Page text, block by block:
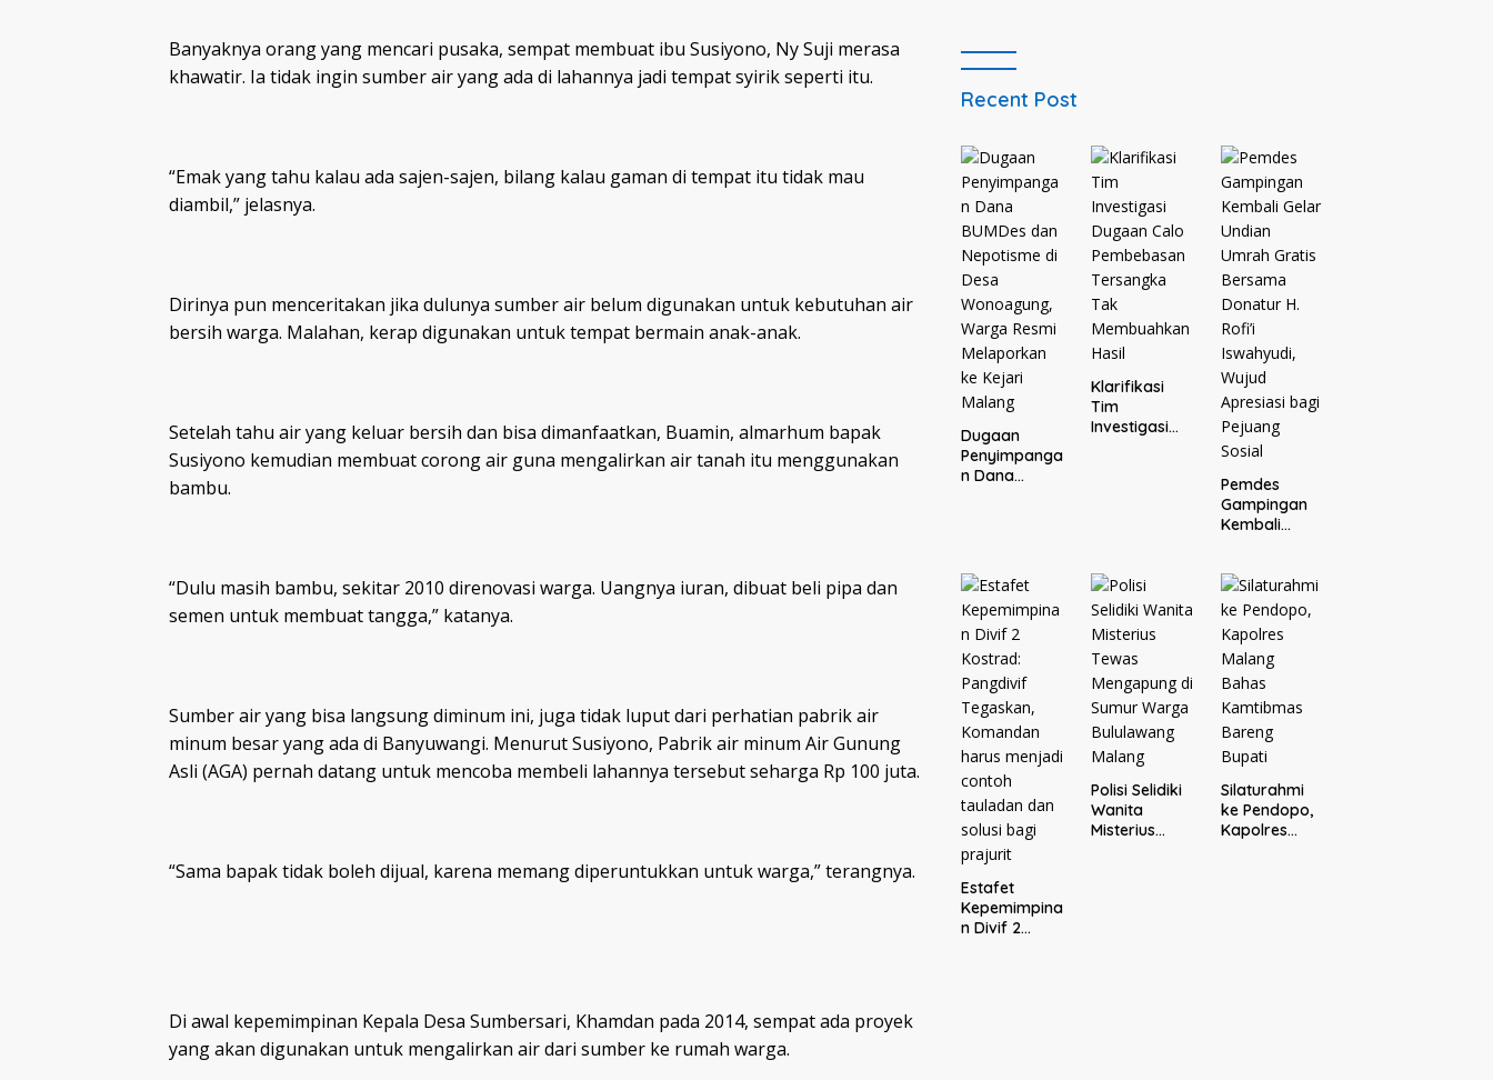
Banyaknya orang yang mencari pusaka, sempat membuat ibu Susiyono, Ny Suji merasa
khawatir. Ia tidak ingin sumber air yang ada di lahannya jadi tempat syirik seperti itu.
“Emak yang tahu kalau ada sajen-sajen, bilang kalau gaman di tempat itu tidak mau
diambil,” jelasnya.
Dirinya pun menceritakan jika dulunya sumber air belum digunakan untuk kebutuhan air
bersih warga. Malahan, kerap digunakan untuk tempat bermain anak-anak.
Setelah tahu air yang keluar bersih dan bisa dimanfaatkan, Buamin, almarhum bapak
Susiyono kemudian membuat corong air guna mengalirkan air tanah itu menggunakan
bambu.
“Dulu masih bambu, sekitar 2010 direnovasi warga. Uangnya iuran, dibuat beli pipa dan
semen untuk membuat tangga,” katanya.
Sumber air yang bisa langsung diminum ini, juga tidak luput dari perhatian pabrik air
minum besar yang ada di Banyuwangi. Menurut Susiyono, Pabrik air minum Air Gunung
Asli (AGA) pernah datang untuk mencoba membeli lahannya tersebut seharga Rp 100 juta.
“Sama bapak tidak boleh dijual, karena memang diperuntukkan untuk warga,” terangnya.
Di awal kepemimpinan Kepala Desa Sumbersari, Khamdan pada 2014, sempat ada proyek
yang akan digunakan untuk mengalirkan air dari sumber ke rumah warga.
Recent Post
Dugaan
Penyimpanga
n Dana
Warga Resmi
Melaporkan
ke Kejari
Malang
Klarifikasi
Tim
Investigasi
Pemdes
Gampingan
Kembali
Bersama
Donatur H.
Rofi’i
Iswahyudi,
Wujud
Apresiasi
bagi Pejuang
Sosial
Estafet
Kepemimpina
n Divif 2
Polisi Selidiki
Wanita
Misterius
Silaturahmi
ke Pendopo,
Kapolres